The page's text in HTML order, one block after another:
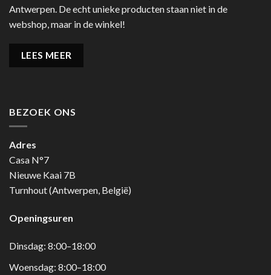
Antwerpen. De echt unieke producten staan niet in de
webshop, maar in de winkel!
LEES MEER
BEZOEK ONS
Adres
Casa N°7
Nieuwe Kaai 7B
Turnhout (Antwerpen, België)
Openingsuren
Dinsdag: 8:00–18:00
Woensdag: 8:00–18:00